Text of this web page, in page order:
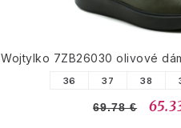
Wojtylko 7ZB26030 olivové
36 37 38
69.78 €